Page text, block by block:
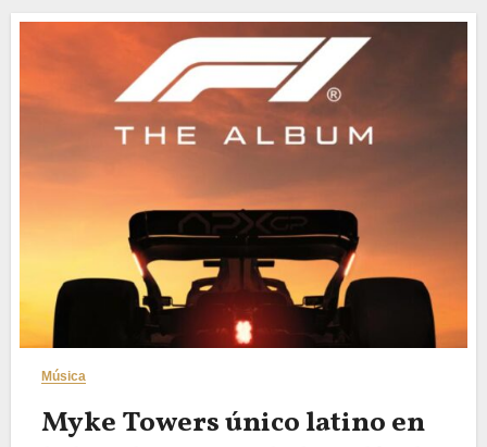
Música
Myke Towers único latino en